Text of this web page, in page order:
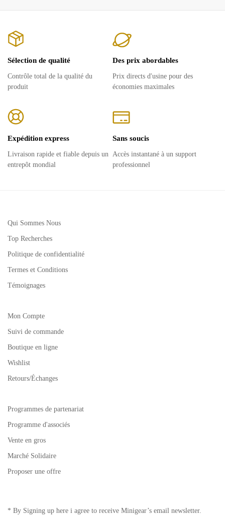
Sélection de qualité
Contrôle total de la qualité du
produit
Des prix abordables
Prix ​​directs d'usine pour des
économies maximales
Expédition express
Livraison rapide et fiable depuis un
entrepôt mondial
Sans soucis
Accès instantané à un support
professionnel
Qui Sommes Nous
Top Recherches
Politique de confidentialité
Termes et Conditions
Témoignages
Mon Compte
Suivi de commande
Boutique en ligne
Wishlist
Retours/Échanges
Programmes de partenariat
Programme d'associés
Vente en gros
Marché Solidaire
Proposer une offre
* By Signing up here i agree to receive Minigear’s email newsletter.